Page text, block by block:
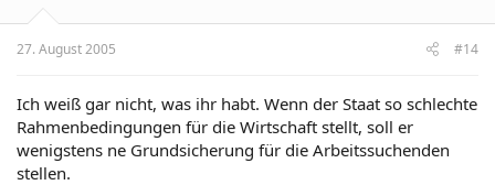
27. August 2005 #14
Ich weiß gar nicht, was ihr habt. Wenn der Staat so schlechte
Rahmenbedingungen für die Wirtschaft stellt, soll er
wenigstens ne Grundsicherung für die Arbeitssuchenden
stellen.